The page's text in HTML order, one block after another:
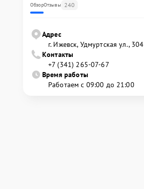
ОбзорОтзывы 240
Адрес
г. Ижевск, Удмуртская ул., 304
Контакты
+7 (341) 265-07-67
Время работы
Работаем с 09:00 до 21:00